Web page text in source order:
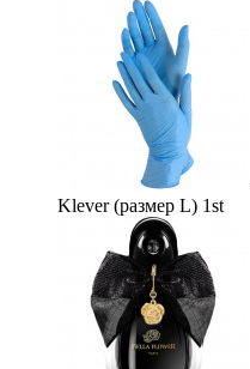
Klever (размер L) 1st